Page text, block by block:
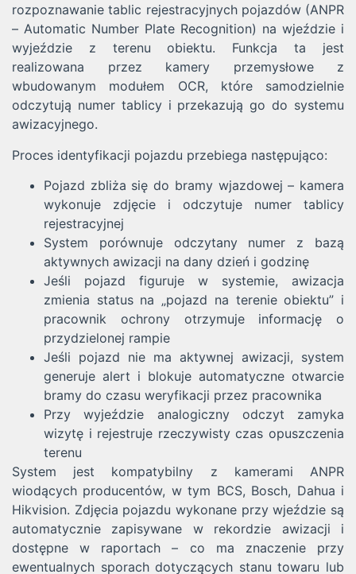
rozpoznawanie tablic rejestracyjnych pojazdów (ANPR
– Automatic Number Plate Recognition) na wjeździe i
wyjeździe z terenu obiektu. Funkcja ta jest
realizowana przez kamery przemysłowe z
wbudowanym modułem OCR, które samodzielnie
odczytują numer tablicy i przekazują go do systemu
awizacyjnego.
Proces identyfikacji pojazdu przebiega następująco:
Pojazd zbliża się do bramy wjazdowej – kamera
wykonuje zdjęcie i odczytuje numer tablicy
rejestracyjnej
System porównuje odczytany numer z bazą
aktywnych awizacji na dany dzień i godzinę
Jeśli pojazd figuruje w systemie, awizacja
zmienia status na „pojazd na terenie obiektu” i
pracownik ochrony otrzymuje informację o
przydzielonej rampie
Jeśli pojazd nie ma aktywnej awizacji, system
generuje alert i blokuje automatyczne otwarcie
bramy do czasu weryfikacji przez pracownika
Przy wyjeździe analogiczny odczyt zamyka
wizytę i rejestruje rzeczywisty czas opuszczenia
terenu
System jest kompatybilny z kamerami ANPR
wiodących producentów, w tym BCS, Bosch, Dahua i
Hikvision. Zdjęcia pojazdu wykonane przy wjeździe są
automatycznie zapisywane w rekordzie awizacji i
dostępne w raportach – co ma znaczenie przy
ewentualnych sporach dotyczących stanu towaru lub